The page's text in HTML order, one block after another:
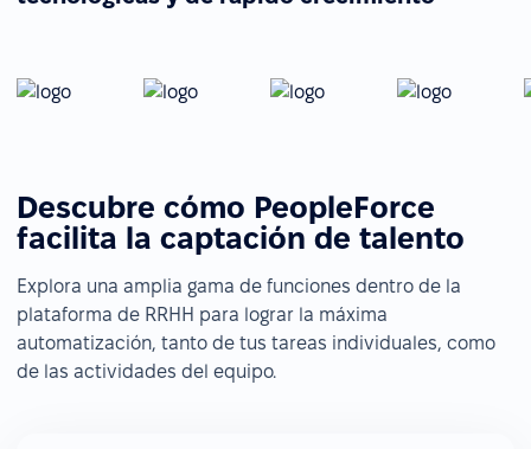
Descubre cómo PeopleForce
facilita la captación de talento
Explora una amplia gama de funciones dentro de la
plataforma de RRHH para lograr la máxima
automatización, tanto de tus tareas individuales, como
de las actividades del equipo.